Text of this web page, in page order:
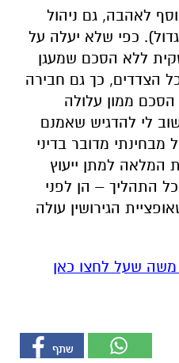
לאהבה, גם ניהול
כפי שלא יעלה על
ללא הסכם שמעגן
הצדדים, כך גם חבירה
הסכם ממון עלולה
לי להדגיש שאמנם
מבחינתי מדובר בדיני
המלאה למתן ייעוץ
כל התהליך – הן לפני
הגירושין עולה
שעל לחצו כאן